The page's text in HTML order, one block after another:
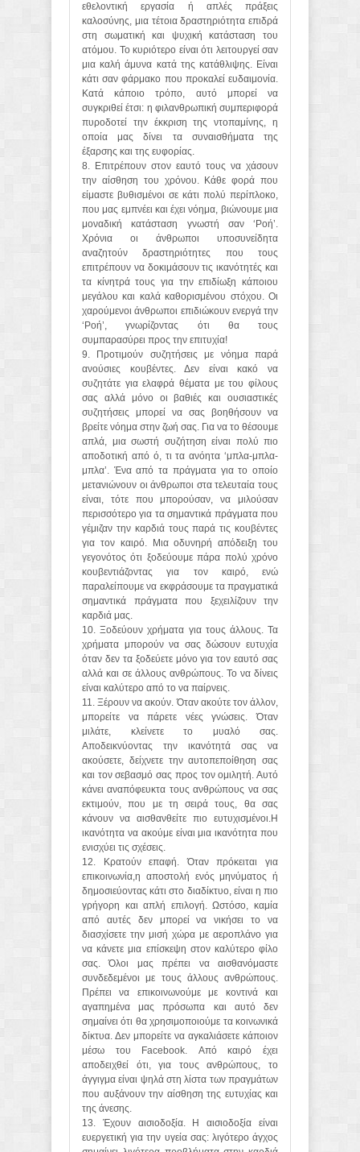
εθελοντική εργασία ή απλές πράξεις
καλοσύνης, μια τέτοια δραστηριότητα επιδρά
στη σωματική και ψυχική κατάσταση του
ατόμου. Το κυριότερο είναι ότι λειτουργεί σαν
μια καλή άμυνα κατά της κατάθλιψης. Είναι
κάτι σαν φάρμακο που προκαλεί ευδαιμονία.
Κατά κάποιο τρόπο, αυτό μπορεί να
συγκριθεί έτσι: η φιλανθρωπική συμπεριφορά
πυροδοτεί την έκκριση της ντοπαμίνης, η
οποία μας δίνει τα συναισθήματα της
έξαρσης και της ευφορίας.
8. Επιτρέπουν στον εαυτό τους να χάσουν
την αίσθηση του χρόνου. Κάθε φορά που
είμαστε βυθισμένοι σε κάτι πολύ περίπλοκο,
που μας εμπνέει και έχει νόημα, βιώνουμε μια
μοναδική κατάσταση γνωστή σαν ‘Ροή’.
Χρόνια οι άνθρωποι υποσυνείδητα
αναζητούν δραστηριότητες που τους
επιτρέπουν να δοκιμάσουν τις ικανότητές και
τα κίνητρά τους για την επιδίωξη κάποιου
μεγάλου και καλά καθορισμένου στόχου. Οι
χαρούμενοι άνθρωποι επιδιώκουν ενεργά την
‘Ροή’, γνωρίζοντας ότι θα τους
συμπαρασύρει προς την επιτυχία!
9. Προτιμούν συζητήσεις με νόημα παρά
ανούσιες κουβέντες. Δεν είναι κακό να
συζητάτε για ελαφρά θέματα με του φίλους
σας αλλά μόνο οι βαθιές και ουσιαστικές
συζητήσεις μπορεί να σας βοηθήσουν να
βρείτε νόημα στην ζωή σας. Για να το θέσουμε
απλά, μια σωστή συζήτηση είναι πολύ πιο
αποδοτική από ό, τι τα ανόητα ‘μπλα-μπλα-
μπλα’. Ένα από τα πράγματα για το οποίο
μετανιώνουν οι άνθρωποι στα τελευταία τους
είναι, τότε που μπορούσαν, να μιλούσαν
περισσότερο για τα σημαντικά πράγματα που
γέμιζαν την καρδιά τους παρά τις κουβέντες
για τον καιρό. Μια οδυνηρή απόδειξη του
γεγονότος ότι ξοδεύουμε πάρα πολύ χρόνο
κουβεντιάζοντας για τον καιρό, ενώ
παραλείπουμε να εκφράσουμε τα πραγματικά
σημαντικά πράγματα που ξεχειλίζουν την
καρδιά μας.
10. Ξοδεύουν χρήματα για τους άλλους. Τα
χρήματα μπορούν να σας δώσουν ευτυχία
όταν δεν τα ξοδεύετε μόνο για τον εαυτό σας
αλλά και σε άλλους ανθρώπους. Το να δίνεις
είναι καλύτερο από το να παίρνεις.
11. Ξέρουν να ακούν. Όταν ακούτε τον άλλον,
μπορείτε να πάρετε νέες γνώσεις. Όταν
μιλάτε, κλείνετε το μυαλό σας.
Αποδεικνύοντας την ικανότητά σας να
ακούσετε, δείχνετε την αυτοπεποίθηση σας
και τον σεβασμό σας προς τον ομιλητή. Αυτό
κάνει αναπόφευκτα τους ανθρώπους να σας
εκτιμούν, που με τη σειρά τους, θα σας
κάνουν να αισθανθείτε πιο ευτυχισμένοι.Η
ικανότητα να ακούμε είναι μια ικανότητα που
ενισχύει τις σχέσεις.
12. Κρατούν επαφή. Όταν πρόκειται για
επικοινωνία,η αποστολή ενός μηνύματος ή
δημοσιεύοντας κάτι στο διαδίκτυο, είναι η πιο
γρήγορη και απλή επιλογή. Ωστόσο, καμία
από αυτές δεν μπορεί να νικήσει το να
διασχίσετε την μισή χώρα με αεροπλάνο για
να κάνετε μια επίσκεψη στον καλύτερο φίλο
σας. Όλοι μας πρέπει να αισθανόμαστε
συνδεδεμένοι με τους άλλους ανθρώπους.
Πρέπει να επικοινωνούμε με κοντινά και
αγαπημένα μας πρόσωπα και αυτό δεν
σημαίνει ότι θα χρησιμοποιούμε τα κοινωνικά
δίκτυα. Δεν μπορείτε να αγκαλιάσετε κάποιον
μέσω του Facebook. Από καιρό έχει
αποδειχθεί ότι, για τους ανθρώπους, το
άγγιγμα είναι ψηλά στη λίστα των πραγμάτων
που αυξάνουν την αίσθηση της ευτυχίας και
της άνεσης.
13. Έχουν αισιοδοξία. Η αισιοδοξία είναι
ευεργετική για την υγεία σας: λιγότερο άγχος